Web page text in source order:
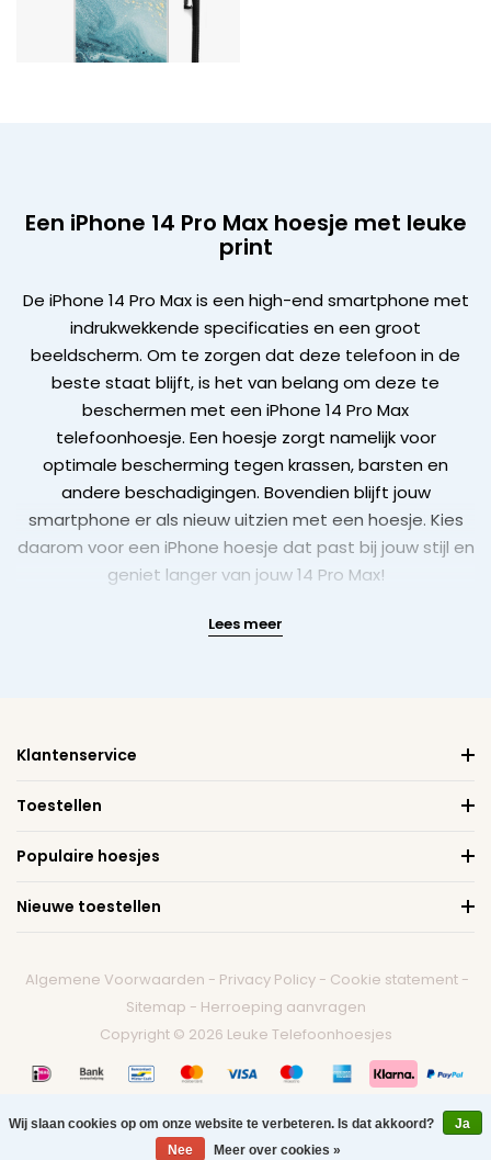
Een iPhone 14 Pro Max hoesje met leuke
print
De iPhone 14 Pro Max is een high-end smartphone met
indrukwekkende specificaties en een groot
beeldscherm. Om te zorgen dat deze telefoon in de
beste staat blijft, is het van belang om deze te
beschermen met een iPhone 14 Pro Max
telefoonhoesje. Een hoesje zorgt namelijk voor
optimale bescherming tegen krassen, barsten en
andere beschadigingen. Bovendien blijft jouw
smartphone er als nieuw uitzien met een hoesje. Kies
daarom voor een iPhone hoesje dat past bij jouw stijl en
geniet langer van jouw 14 Pro Max!
Lees meer
Klantenservice
Toestellen
Populaire hoesjes
Nieuwe toestellen
Algemene Voorwaarden - Privacy Policy - Cookie statement -
Sitemap - Herroeping aanvragen
Copyright © 2026 Leuke Telefoonhoesjes
Wij slaan cookies op om onze website te verbeteren. Is dat akkoord?
Ja
Nee
Meer over cookies »